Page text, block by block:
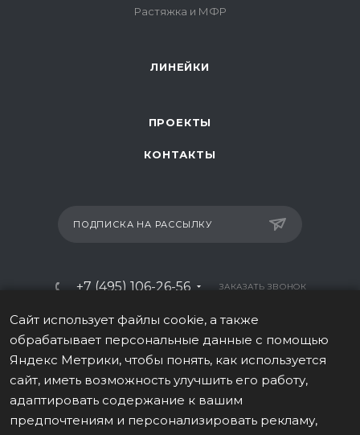
Растяжка и МФР
ЛИНЕЙКИ
ПРОЕКТЫ
КОНТАКТЫ
ПОДПИСКА НА РАССЫЛКУ
+7 (495) 106-26-56 ЗАКАЗАТЬ ЗВОНОК
info@italy-sport.ru
Москва, ул. Мосфильмовская 42с1
Сайт использует файлы cookie, а также
обрабатывает персональные данные с помощью
Яндекс Метрики, чтобы понять, как используется
сайт, иметь возможность улучшить его работу,
адаптировать содержание к вашим
предпочтениям и персонализировать рекламу,